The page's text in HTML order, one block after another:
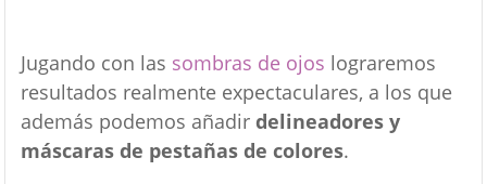
Jugando con las sombras de ojos lograremos
resultados realmente expectaculares, a los que
además podemos añadir delineadores y
máscaras de pestañas de colores.